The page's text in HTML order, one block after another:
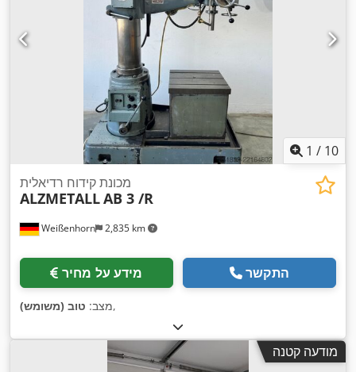
1 / 10
Weißenhorn 2,835 km
מכונת קידוח רדיאלית
ALZMETALLAB 3 /R
מידע על מחיר התקשר
מצב: טוב (משומש) ,
מודעה קטנה